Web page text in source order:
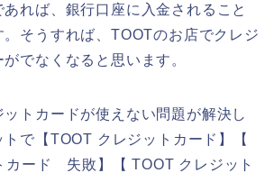
あれば、銀行口座に入金されること
。そうすれば、TOOTのお店でクレジ
でなくなると思います。
トカードが使えない問題が解決し
で【TOOT クレジットカード】【
カード 失敗】【 TOOT クレジット